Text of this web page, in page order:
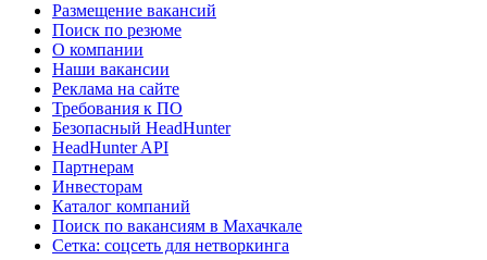
Размещение вакансий
Поиск по резюме
О компании
Наши вакансии
Реклама на сайте
Требования к ПО
Безопасный HeadHunter
HeadHunter API
Партнерам
Инвесторам
Каталог компаний
Поиск по вакансиям в Махачкале
Сетка: соцсеть для нетворкинга